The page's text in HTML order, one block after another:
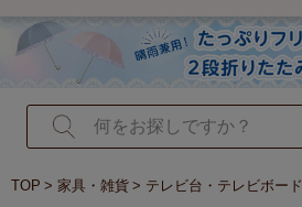
TOP 家具・雑貨 テレビ台・テレビボード